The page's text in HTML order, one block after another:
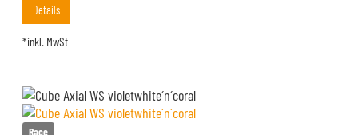
Details
*inkl. MwSt
Race